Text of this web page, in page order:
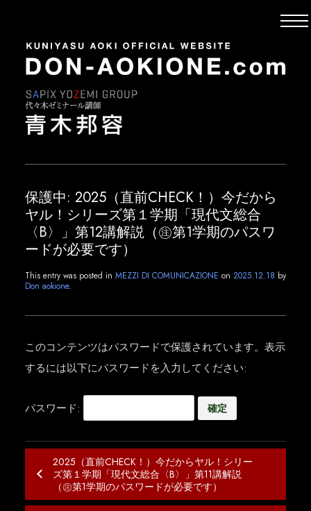
保護中: 2025（直前CHECK！）今だから
ヤル！シリーズ第１学期「現代文総合
〈B〉」第12講解説（㊟第1学期のパスワ
ードが必要です）
This entry was posted in MEZZI DI COMUNICAZIONE on 2025.12.18 by
Don aokione.
このコンテンツはパスワードで保護されています。表示
するには以下にパスワードを入力してください:
パスワード:
2025（直前CHECK！）今だからヤル！シリー
ズ第１学期「現代文総合〈B〉」第11講解説
（㊟第1学期のパスワードが必要です）